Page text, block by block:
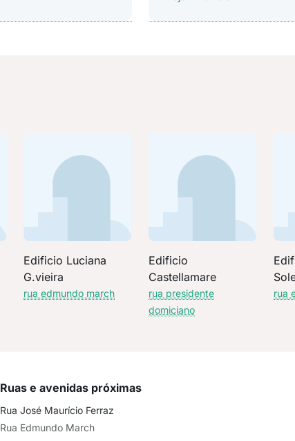
Edificio Luciana
G.vieira
rua edmundo march
Edificio
Castellamare
rua presidente
domiciano
rua
Ruas e avenidas próximas
Rua José Maurício Ferraz
Rua Edmundo March